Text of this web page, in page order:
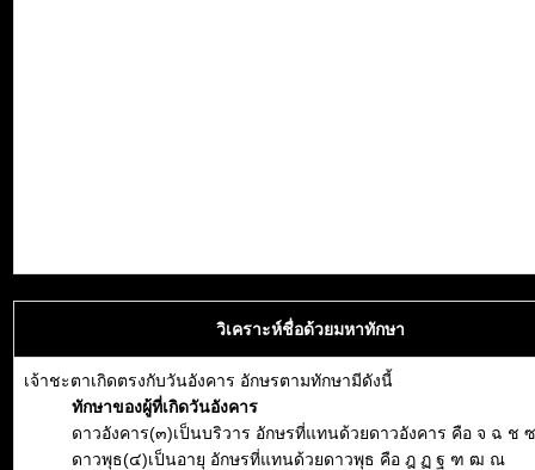
วิเคราะห์ชื่อด้วยมหาทักษา
เจ้าชะตาเกิดตรงกับวันอังคาร อักษรตามทักษามีดังนี้
ทักษาของผู้ที่เกิดวันอังคาร
ดาวอังคาร(๓)เป็นบริวาร อักษรที่แทนด้วยดาวอังคาร คือ จ ฉ ช
ดาวพุธ(๔)เป็นอายุ อักษรที่แทนด้วยดาวพุธ คือ ฎ ฏ ฐ ฑ ฒ ณ